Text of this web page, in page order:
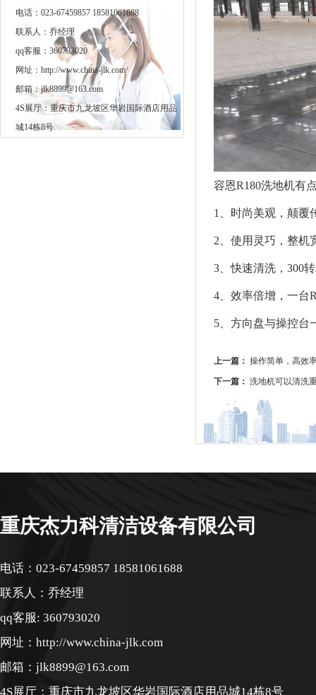
电话：023-67459857 18581061688
联系人：乔经理
qq客服：360793020
网址：http://www.china-jlk.com
邮箱：jlk8899@163.com
4S展厅：重庆市九龙坡区华岩国际酒店用品
城14栋8号
容恩R180洗地机有
1、时尚美观，颠覆
2、使用灵巧，整机
3、快速清洗，300
4、效率倍增，一台
5、方向盘与操控台
上一篇： 操作简单，高效
下一篇： 洗地机可以清洗
重庆杰力科清洁设备有限公司
电话：023-67459857 18581061688
联系人：乔经理
qq客服: 360793020
网址：http://www.china-jlk.com
邮箱：jlk8899@163.com
4S展厅：重庆市九龙坡区华岩国际酒店用品城14栋8号